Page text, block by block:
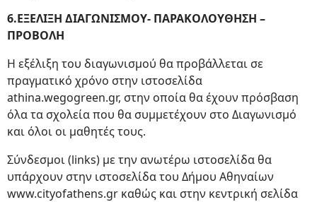
6.ΕΞΕΛΙΞΗ ΔΙΑΓΩΝΙΣΜΟΥ- ΠΑΡΑΚΟΛΟΥΘΗΣΗ –
ΠΡΟΒΟΛΗ
Η εξέλιξη του διαγωνισμού θα προβάλλεται σε
πραγματικό χρόνο στην ιστοσελίδα
athina.wegogreen.gr, στην οποία θα έχουν πρόσβαση
όλα τα σχολεία που θα συμμετέχουν στο Διαγωνισμό
και όλοι οι μαθητές τους.
Σύνδεσμοι (links) με την ανωτέρω ιστοσελίδα θα
υπάρχουν στην ιστοσελίδα του Δήμου Αθηναίων
www.cityofathens.gr καθώς και στην κεντρική σελίδα